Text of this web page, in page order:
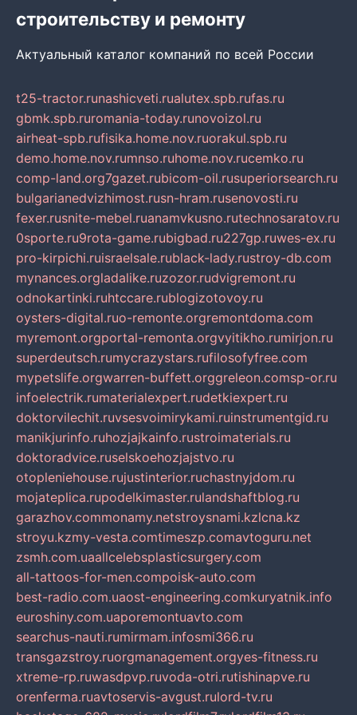
строительству и ремонту
Актуальный каталог компаний по всей России
t25-tractor.runashicveti.rualutex.spb.rufas.ru
gbmk.spb.ruromania-today.runovoizol.ru
airheat-spb.rufisika.home.nov.ruorakul.spb.ru
demo.home.nov.rumnso.ruhome.nov.rucemko.ru
comp-land.org7gazet.rubicom-oil.rusuperiorsearch.ru
bulgarianedvizhimost.rusn-hram.rusenovosti.ru
fexer.rusnite-mebel.ruanamvkusno.rutechnosaratov.ru
0sporte.ru9rota-game.rubigbad.ru227gp.ruwes-ex.ru
pro-kirpichi.ruisraelsale.rublack-lady.rustroy-db.com
mynances.orgladalike.ruzozor.rudvigremont.ru
odnokartinki.ruhtccare.rublogizotovoy.ru
oysters-digital.ruo-remonte.orgremontdoma.com
myremont.orgportal-remonta.orgvyitikho.rumirjon.ru
superdeutsch.rumycrazystars.rufilosofyfree.com
mypetslife.orgwarren-buffett.orggreleon.comsp-or.ru
infoelectrik.rumaterialexpert.rudetkiexpert.ru
doktorvilechit.ruvsesvoimirykami.ruinstrumentgid.ru
manikjurinfo.ruhozjajkainfo.rustroimaterials.ru
doktoradvice.ruselskoehozjajstvo.ru
otopleniehouse.rujustinterior.ruchastnyjdom.ru
mojateplica.rupodelkimaster.rulandshaftblog.ru
garazhov.commonamy.netstroysnami.kzlcna.kz
stroyu.kzmy-vesta.comtimeszp.comavtoguru.net
zsmh.com.uaallcelebsplasticsurgery.com
all-tattoos-for-men.compoisk-auto.com
best-radio.com.uaost-engineering.comkuryatnik.info
euroshiny.com.uaporemontuavto.com
searchus-nauti.rumirmam.infosmi366.ru
transgazstroy.ruorgmanagement.orgyes-fitness.ru
xtreme-rp.ruwasdpvp.ruvoda-otri.rutishinapve.ru
orenferma.ruavtoservis-avgust.rulord-tv.ru